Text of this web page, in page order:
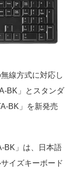
線方式に対応し
BK」とスタンダ
BK」を新発売
BK」は、日本語
イズキーボード